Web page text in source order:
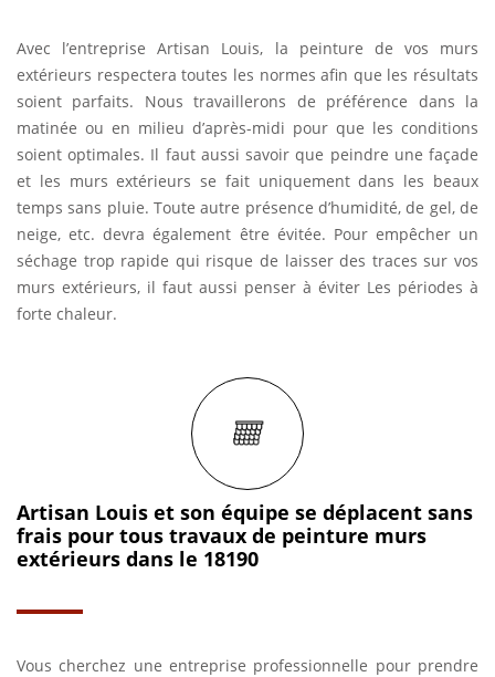
Avec l’entreprise Artisan Louis, la peinture de vos murs
extérieurs respectera toutes les normes afin que les résultats
soient parfaits. Nous travaillerons de préférence dans la
matinée ou en milieu d’après-midi pour que les conditions
soient optimales. Il faut aussi savoir que peindre une façade
et les murs extérieurs se fait uniquement dans les beaux
temps sans pluie. Toute autre présence d’humidité, de gel, de
neige, etc. devra également être évitée. Pour empêcher un
séchage trop rapide qui risque de laisser des traces sur vos
murs extérieurs, il faut aussi penser à éviter Les périodes à
forte chaleur.
Artisan Louis et son équipe se déplacent sans
frais pour tous travaux de peinture murs
extérieurs dans le 18190
Vous cherchez une entreprise professionnelle pour prendre